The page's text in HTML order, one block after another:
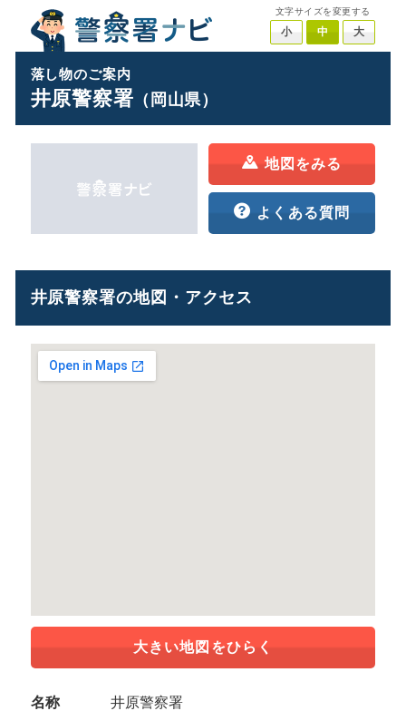
文字サイズを変更する
小 中 大
落し物のご案内
井原警察署（岡山県）
地図をみる
よくある質問
井原警察署の地図・アクセス
大きい地図をひらく
名称
井原警察署